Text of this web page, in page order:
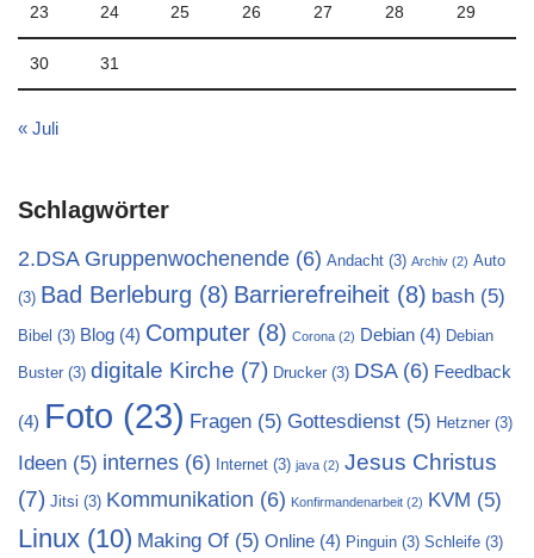
23 24 25 26 27 28 29
30 31
« Juli
Schlagwörter
2.DSA Gruppenwochenende (6) Andacht (3) Archiv (2) Auto
(3) Bad Berleburg (8) Barrierefreiheit (8) bash (5)
Bibel (3) Blog (4) Computer (8) Corona (2) Debian (4) Debian
Buster (3) digitale Kirche (7) Drucker (3) DSA(6) Feedback
(4) Foto (23) Fragen (5) Gottesdienst (5) Hetzner (3)
Ideen (5) internes (6) Internet (3) java (2) Jesus Christus
(7) Jitsi (3) Kommunikation (6) Konfirmandenarbeit (2) KVM (5)
Linux (10) Making Of (5) Online (4) Pinguin (3) Schleife (3)